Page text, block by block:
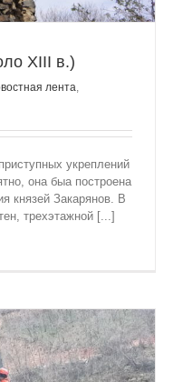
XIII в.)
лента,
укреплений
она быа построена
князей Закарянов. В
трехэтажной [...]